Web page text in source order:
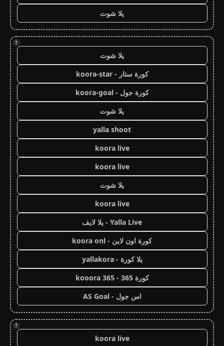
يلا شوت
!
يلا شوت
كورة ستار - koora-star
كورة جول - koora-goal
يلا شوت
yalla shoot
koora live
koora live
يلا شوت
koora live
Yalla Live - يلا لايف
كورة اون لاين - koora onl
يلا كورة - yallakora
كورة 365 - kooora 365
اس جول - AS Goal
!
koora live